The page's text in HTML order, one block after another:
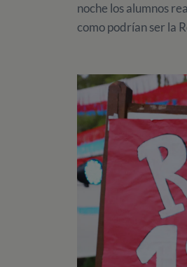
noche los alumnos
como podrían ser la